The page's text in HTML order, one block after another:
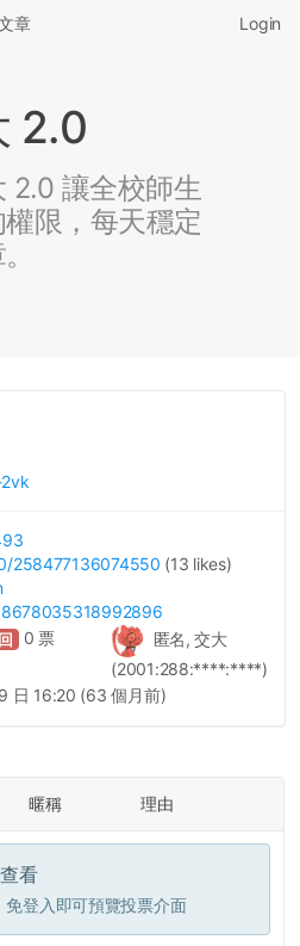
章 Login
2.0
2.0 讓全校師生
限，每天穩定
/258477136074550 (13 likes)
匿名, 交大
(2001:288:****:****)
0 票
日 16:20 (63 個月前)
暱稱 理由
看
免登入即可預覽投票介面